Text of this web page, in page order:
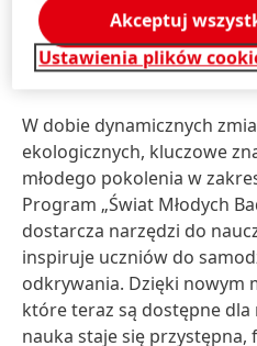
Przyszłość nauki
najmłodszych
W dobie dynamicznych
ekologicznych, kluczowe
młodego pokolenia w
Program „Świat Młodych
dostarcza narzędzi do
inspiruje uczniów do
odkrywania. Dzięki nowym
które teraz są dostępne dla
nauka staje się przystępna,
Ustawienia plików
Akceptuj